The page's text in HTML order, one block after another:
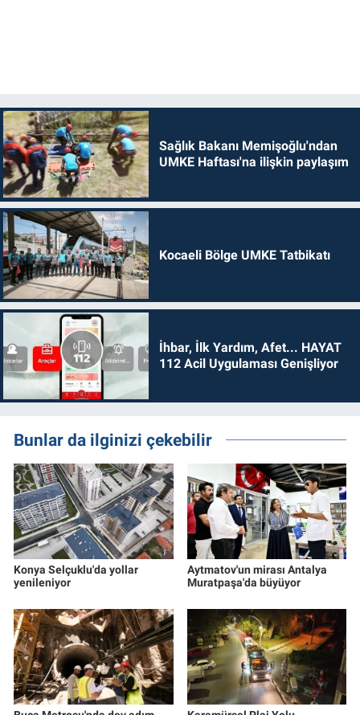
Sağlık Bakanı Memişoğlu'ndan
UMKE Haftası'na ilişkin paylaşım
Kocaeli Bölge UMKE Tatbikatı
İhbar, İlk Yardım, Afet... HAYAT
112 Acil Uygulaması Genişliyor
Bunlar da ilginizi çekebilir
Konya Selçuklu'da yollar
yenileniyor
Aytmatov'un mirası Antalya
Muratpaşa'da büyüyor